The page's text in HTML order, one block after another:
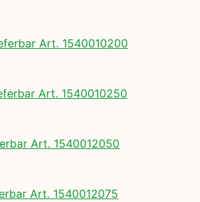
Art. 1540010200
Art. 1540010250
Art. 1540012050
Art. 1540012075